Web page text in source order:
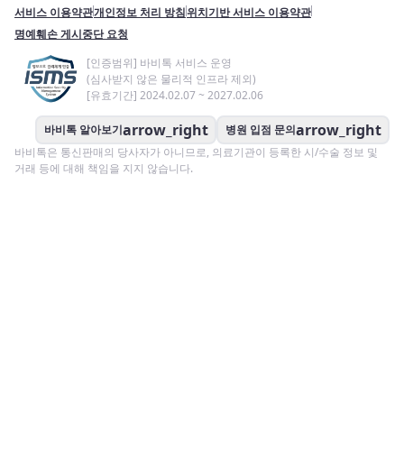
서비스 이용약관개인정보 처리 방침위치기반 서비스 이용약관
명예훼손 게시중단 요청
[인증범위] 바비톡 서비스 운영
(심사받지 않은 물리적 인프라 제외)
[유효기간] 2024.02.07 ~ 2027.02.06
바비톡 알아보기arrow_right 병원 입점 문의arrow_right
바비톡은 통신판매의 당사자가 아니므로, 의료기관이 등록한 시/수술 정보 및
거래 등에 대해 책임을 지지 않습니다.